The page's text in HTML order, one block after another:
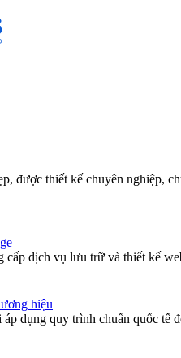
được thiết kế chuyên nghiệp,
cấp dịch vụ lưu trữ và thiết kế
hiệu
dụng quy trình chuẩn quốc tế